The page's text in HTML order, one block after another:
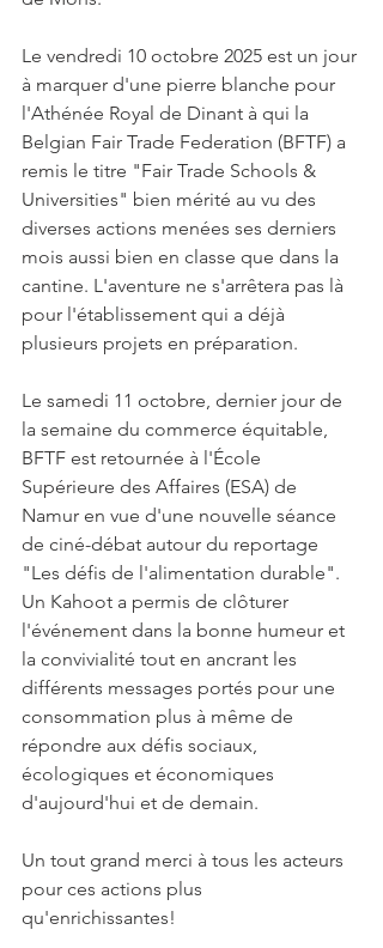
Le vendredi 10 octobre 2025 est un jour
à marquer d'une pierre blanche pour
l'Athénée Royal de Dinant à qui la
Belgian Fair Trade Federation (BFTF) a
remis le titre "Fair Trade Schools &
Universities" bien mérité au vu des
diverses actions menées ses derniers
mois aussi bien en classe que dans la
cantine. L'aventure ne s'arrêtera pas là
pour l'établissement qui a déjà
plusieurs projets en préparation.
Le samedi 11 octobre, dernier jour de
la semaine du commerce équitable,
BFTF est retournée à l'École
Supérieure des Affaires (ESA) de
Namur en vue d'une nouvelle séance
de ciné-débat autour du reportage
"Les défis de l'alimentation durable".
Un Kahoot a permis de clôturer
l'événement dans la bonne humeur et
la convivialité tout en ancrant les
différents messages portés pour une
consommation plus à même de
répondre aux défis sociaux,
écologiques et économiques
d'aujourd'hui et de demain.
Un tout grand merci à tous les acteurs
pour ces actions plus
qu'enrichissantes!